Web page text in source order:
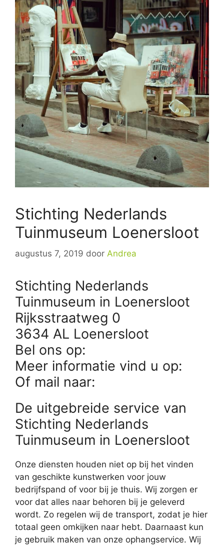
Stichting Nederlands
Tuinmuseum Loenersloot
augustus 7, 2019 door Andrea
Stichting Nederlands
Tuinmuseum in Loenersloot
Rijksstraatweg 0
3634 AL Loenersloot
Bel ons op:
Meer informatie vind u op:
Of mail naar:
De uitgebreide service van
Stichting Nederlands
Tuinmuseum in Loenersloot
Onze diensten houden niet op bij het vinden
van geschikte kunstwerken voor jouw
bedrijfspand of voor bij je thuis. Wij zorgen er
voor dat alles naar behoren bij je geleverd
wordt. Zo regelen wij de transport, zodat je hier
totaal geen omkijken naar hebt. Daarnaast kun
je gebruik maken van onze ophangservice. Wij